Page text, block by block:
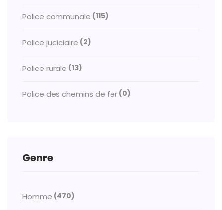
Police communale (115)
Police judiciaire (2)
Police rurale (13)
Police des chemins de fer (0)
Genre
Homme (470)